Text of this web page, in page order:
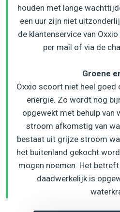
houden met lange
een uur zijn niet
de klantenservice van
per mail of via de
Groene
Oxxio scoort niet heel goed
energie. Zo wordt nog
opgewekt met behulp van
stroom afkomstig van
bestaat uit grijze stroom
het buitenland gekocht
mogen noemen. Het
daadwerkelijk is